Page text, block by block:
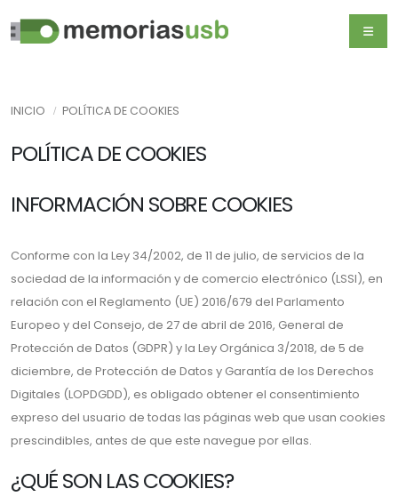
INICIO POLÍTICA DE COOKIES
POLÍTICA DE COOKIES
INFORMACIÓN SOBRE COOKIES
Conforme con la Ley 34/2002, de 11 de julio, de servicios de la
sociedad de la información y de comercio electrónico (LSSI), en
relación con el Reglamento (UE) 2016/679 del Parlamento
Europeo y del Consejo, de 27 de abril de 2016, General de
Protección de Datos (GDPR) y la Ley Orgánica 3/2018, de 5 de
diciembre, de Protección de Datos y Garantía de los Derechos
Digitales (LOPDGDD), es obligado obtener el consentimiento
expreso del usuario de todas las páginas web que usan cookies
prescindibles, antes de que este navegue por ellas.
¿QUÉ SON LAS COOKIES?